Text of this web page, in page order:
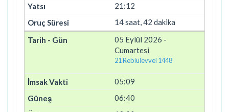
21:12
14 saat, 42 dakika
05 Eylül 2026 -
Cumartesi
21 Rebiülevvel 1448
05:09
06:40